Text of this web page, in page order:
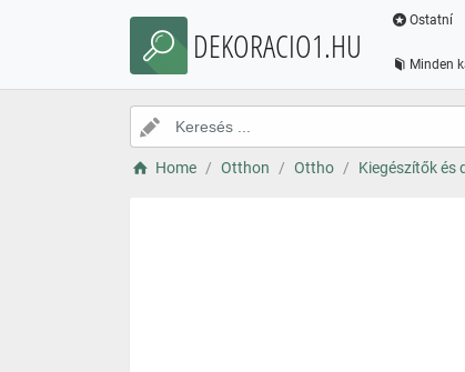
DEKORACIO1.HU
Ostatní
Minden
Home Otthon Ottho Kiegészítők és